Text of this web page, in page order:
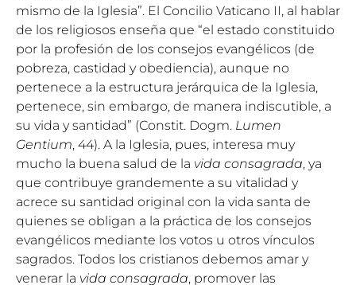
mismo de la Iglesia”. El Concilio Vaticano II, al hablar
de los religiosos enseña que “el estado constituido
por la profesión de los consejos evangélicos (de
pobreza, castidad y obediencia), aunque no
pertenece a la estructura jerárquica de la Iglesia,
pertenece, sin embargo, de manera indiscutible, a
su vida y santidad” (Constit. Dogm. Lumen
Gentium, 44). A la Iglesia, pues, interesa muy
mucho la buena salud de la vida consagrada, ya
que contribuye grandemente a su vitalidad y
acrece su santidad original con la vida santa de
quienes se obligan a la práctica de los consejos
evangélicos mediante los votos u otros vínculos
sagrados. Todos los cristianos debemos amar y
venerar la vida consagrada, promover las